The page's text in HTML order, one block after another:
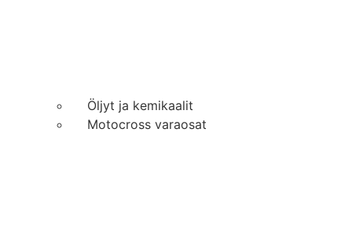
Öljyt ja kemikaalit
Motocross varaosat